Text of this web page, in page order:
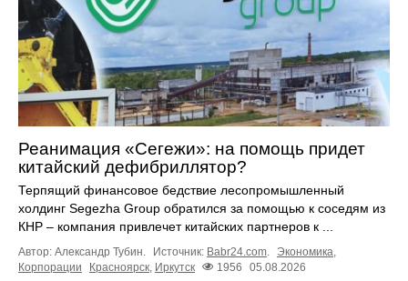
Реанимация «Сегежи»: на помощь придет
китайский дефибриллятор?
Терпящий финансовое бедствие лесопромышленный
холдинг Segezha Group обратился за помощью к соседям из
КНР – компания привлечет китайских партнеров к ...
Автор: Александр Тубин. Источник: Babr24.com. Экономика,
Корпорации
Красноярск, Иркутск 1956 05.08.2026